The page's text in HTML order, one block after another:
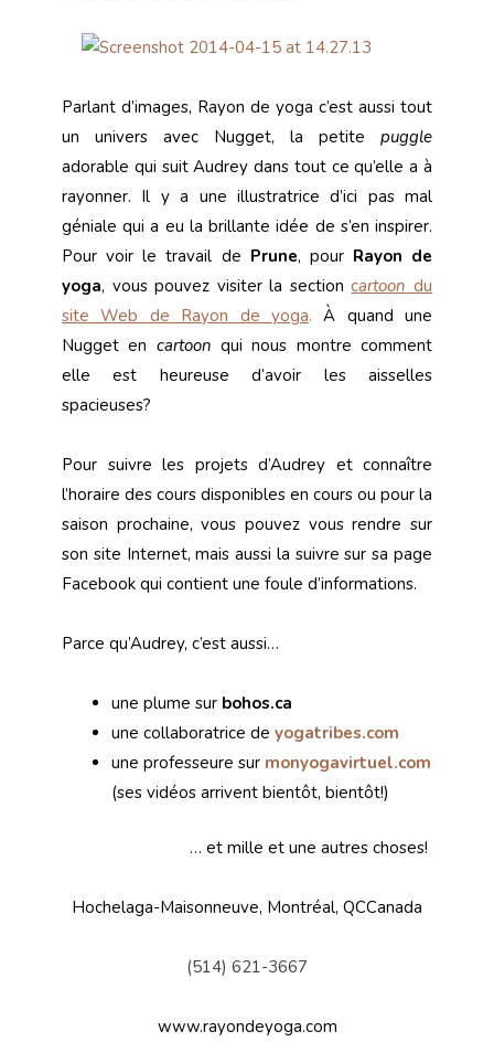
Parlant d’images, Rayon de yoga c’est aussi tout
un univers avec Nugget, la petite puggle
adorable qui suit Audrey dans tout ce qu’elle a à
rayonner. Il y a une illustratrice d’ici pas mal
géniale qui a eu la brillante idée de s’en inspirer.
Pour voir le travail de Prune, pour Rayon de
yoga, vous pouvez visiter la sectioncartoon du
site Web de Rayon de yoga. À quand une
Nugget en cartoon qui nous montre comment
elle est heureuse d’avoir les aisselles
spacieuses?
Pour suivre les projets d’Audrey et connaître
l’horaire des cours disponibles en cours ou pour la
saison prochaine, vous pouvez vous rendre sur
son site Internet, mais aussi la suivre sur sa page
Facebook qui contient une foule d’informations.
Parce qu’Audrey, c’est aussi…
une plume sur bohos.ca
une collaboratrice de yogatribes.com
une professeure sur monyogavirtuel.com
(ses vidéos arrivent bientôt, bientôt!)
… et mille et une autres choses!
Hochelaga-Maisonneuve, Montréal, QCCanada
(514) 621-3667
www.rayondeyoga.com